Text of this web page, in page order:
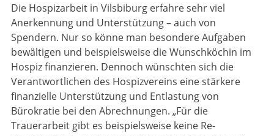
Die Hospizarbeit in Vilsbiburg erfahre sehr viel
Anerkennung und Unterstützung – auch von
Spendern. Nur so könne man besondere Aufgaben
bewältigen und beispielsweise die Wunschköchin im
Hospiz finanzieren. Dennoch wünschten sich die
Verantwortlichen des Hospizvereins eine stärkere
finanzielle Unterstützung und Entlastung von
Bürokratie bei den Abrechnungen. „Für die
Trauerarbeit gibt es beispielsweise keine Re-